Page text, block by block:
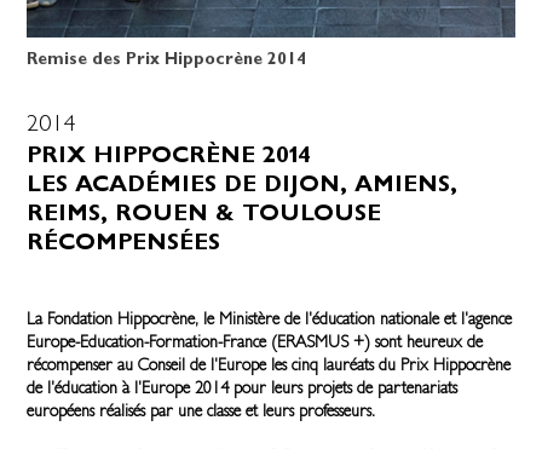
Remise des Prix Hippocrène 2014
2014
PRIX HIPPOCRÈNE 2014
LES ACADÉMIES DE DIJON, AMIENS,
REIMS, ROUEN & TOULOUSE
RÉCOMPENSÉES
La Fondation Hippocrène, le Ministère de l'éducation nationale et l'agence
Europe-Education-Formation-France (ERASMUS +) sont heureux de
récompenser au Conseil de l'Europe les cinq lauréats du Prix Hippocrène
de l'éducation à l'Europe 2014 pour leurs projets de partenariats
européens réalisés par une classe et leurs professeurs.